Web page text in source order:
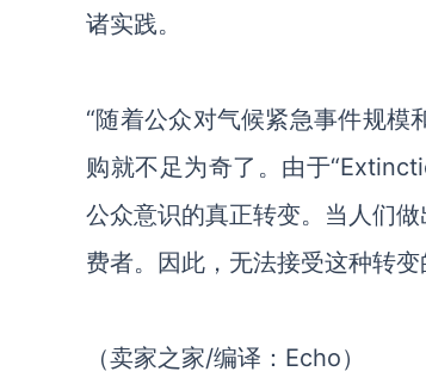
诸实践。
“随着公众对气候紧急事件规
购就不足为奇了。由于
公众意识的真正转变。当人们
费者。因此，无法接受这种转
（卖家之家/编译：Echo）